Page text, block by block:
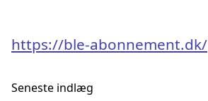
https://ble-abonnement.dk/
Seneste indlæg